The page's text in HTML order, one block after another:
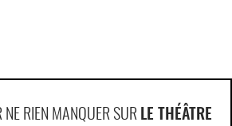
RIEN MANQUER SUR LE THÉÂTRE